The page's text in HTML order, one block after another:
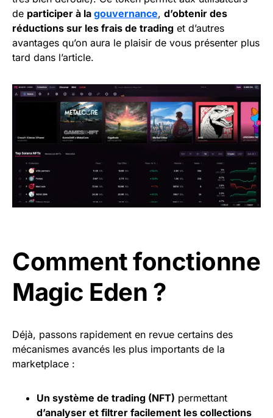
de participer à la gouvernance, d’obtenir des
réductions sur les frais de trading et d’autres
avantages qu’on aura le plaisir de vous présenter plus
tard dans l’article.
Comment fonctionne
Magic Eden ?
Déjà, passons rapidement en revue certains des
mécanismes avancés les plus importants de la
marketplace :
Un système de trading (NFT) permettant
d’analyser et filtrer facilement les collections